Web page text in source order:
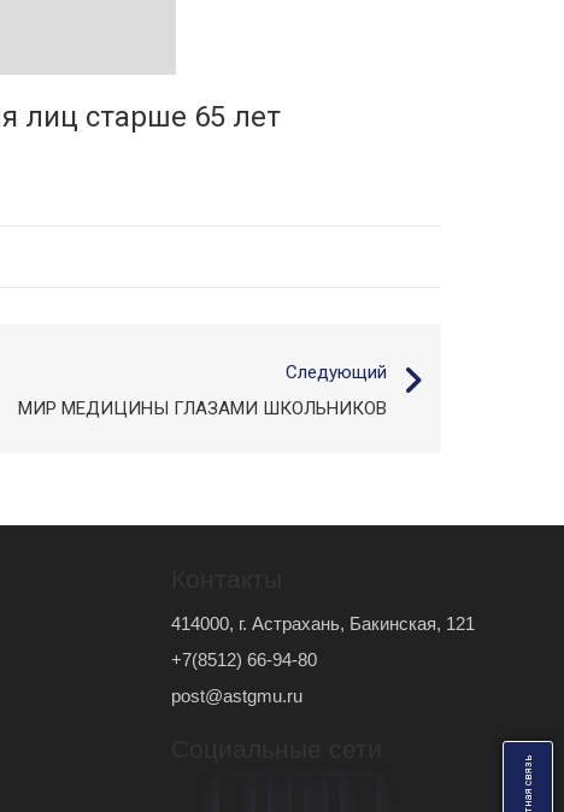
ь
лиц старше 65 лет
Следующий
МИР МЕДИЦИНЫ ГЛАЗАМИ ШКОЛЬНИКОВ
414000, г. Астрахань, Бакинская, 121
+7(8512) 66-94-80
post@astgmu.ru